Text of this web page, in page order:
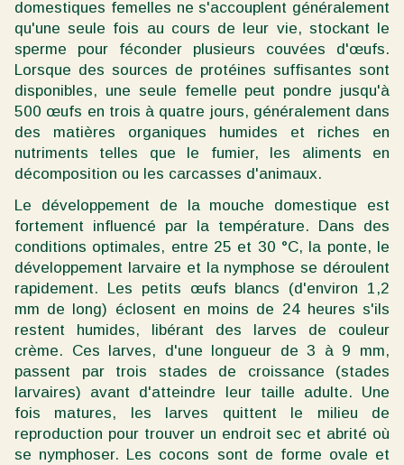
domestiques femelles ne s'accouplent généralement
qu'une seule fois au cours de leur vie, stockant le
sperme pour féconder plusieurs couvées d'œufs.
Lorsque des sources de protéines suffisantes sont
disponibles, une seule femelle peut pondre jusqu'à
500 œufs en trois à quatre jours, généralement dans
des matières organiques humides et riches en
nutriments telles que le fumier, les aliments en
décomposition ou les carcasses d'animaux.
Le développement de la mouche domestique est
fortement influencé par la température. Dans des
conditions optimales, entre 25 et 30 °C, la ponte, le
développement larvaire et la nymphose se déroulent
rapidement. Les petits œufs blancs (d'environ 1,2
mm de long) éclosent en moins de 24 heures s'ils
restent humides, libérant des larves de couleur
crème. Ces larves, d'une longueur de 3 à 9 mm,
passent par trois stades de croissance (stades
larvaires) avant d'atteindre leur taille adulte. Une
fois matures, les larves quittent le milieu de
reproduction pour trouver un endroit sec et abrité où
se nymphoser. Les cocons sont de forme ovale et